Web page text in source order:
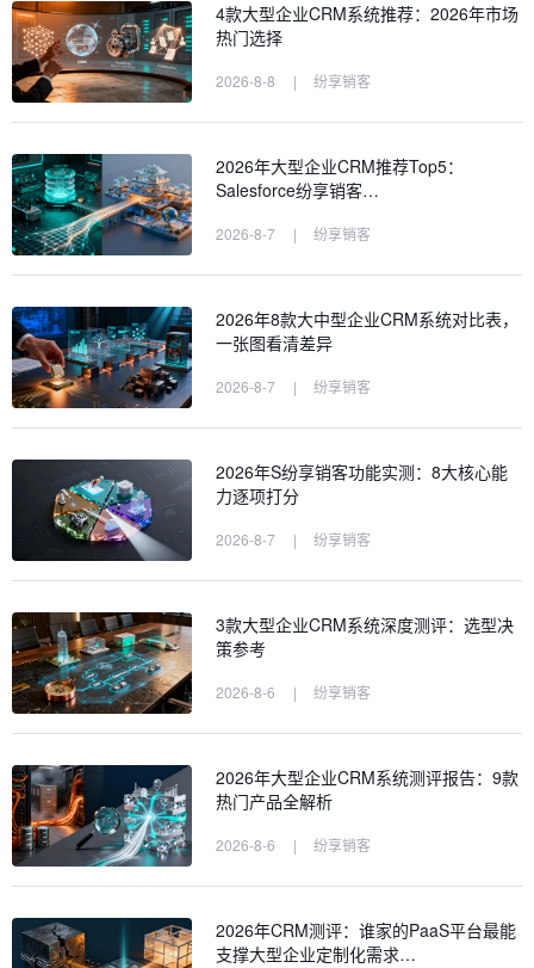
4款大型企业CRM系统推荐：2026年市场
热门选择
2026-8-8 | 纷享销客
2026年大型企业CRM推荐Top5：
Salesforce纷享销客…
2026-8-7 | 纷享销客
2026年8款大中型企业CRM系统对比表，
一张图看清差异
2026-8-7 | 纷享销客
2026年S纷享销客功能实测：8大核心能
力逐项打分
2026-8-7 | 纷享销客
3款大型企业CRM系统深度测评：选型决
策参考
2026-8-6 | 纷享销客
2026年大型企业CRM系统测评报告：9款
热门产品全解析
2026-8-6 | 纷享销客
2026年CRM测评：谁家的PaaS平台最能
支撑大型企业定制化需求…